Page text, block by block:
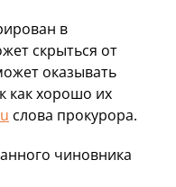
в
скрыться от
оказывать
как хорошо их
слова прокурора.
чиновника